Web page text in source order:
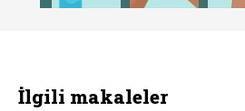
İlgili makaleler